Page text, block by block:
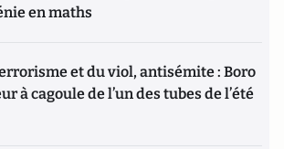
en maths
et du viol, antisémite : Boro
à cagoule de l’un des tubes de l’été